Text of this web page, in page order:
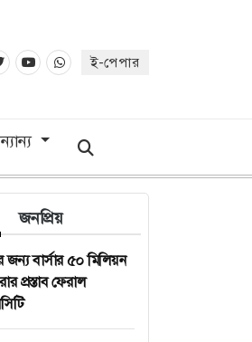
ই-পেপার
জনপ্রিয়
জন্য বার্সার ৫০ মিলিয়ন
প্রস্তাব ফেরাল